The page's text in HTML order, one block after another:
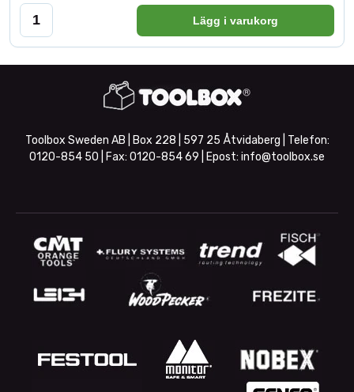
Lägg i varukorg
Toolbox Sweden AB | Box 228 | 597 25 Åtvidaberg | Telefon:
0120-854 50 | Fax: 0120-854 69 | Epost: info@toolbox.se